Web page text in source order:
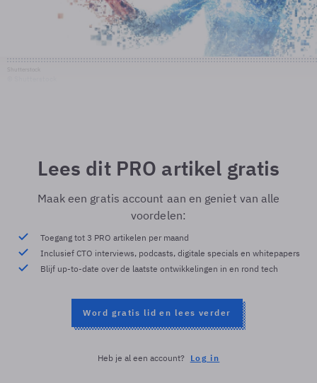
Lees dit PRO artikel gratis
Maak een gratis account aan en geniet van alle
voordelen:
Toegang tot 3 PRO artikelen per maand
Inclusief CTO interviews, podcasts, digitale specials en whitepapers
Blijf up-to-date over de laatste ontwikkelingen in en rond tech
Word gratis lid en lees verder
Heb je al een account? Log in